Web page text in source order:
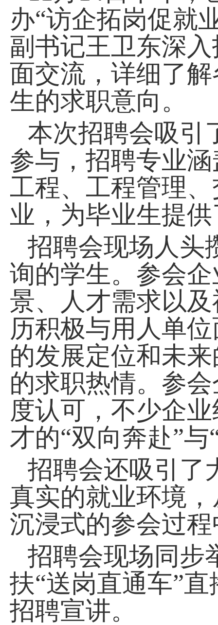
办“访企拓岗促就
副书记王卫东深
面交流，详细了
生的求职意向。
本次招聘会吸引
参与，招聘专业
工程、工程管理
业，为毕业生提
招聘会现场人头
询的学生。参会
景、人才需求以
历积极与用人单
的发展定位和未
的求职热情。参
度认可，不少企
才的“双向奔赴”与
招聘会还吸引了
真实的就业环境
沉浸式的参会过
招聘会现场同步
扶“送岗直通车”
招聘宣讲。